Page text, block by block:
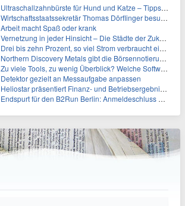
Ultraschallzahnbürste für Hund und Katze – Tipps zur erfolgreichen Eingewöhnung
Wirtschaftsstaatssekretär Thomas Dörflinger besucht Handwerksbetrieb im Kammerbezirk Freiburg
Arbeit macht Spaß oder krank
Vernetzung in jeder Hinsicht – Die Städte der Zukunft sind grün-blau
Drei bis zehn Prozent, so viel Strom verbraucht ein Aufzug im Gebäude
Northern Discovery Metals gibt die Börsennotierung an der Frankfurter Wertpapierbörse bekannt
Zu viele Tools, zu wenig Überblick? Welche Software IT-Dienstleister wirklich brauchen
Detektor gezielt an Messaufgabe anpassen
Heliostar präsentiert Finanz- und Betriebsergebnis für das zweite Quartal 2026 mit Goldproduktion und Barreserven in Rekordhöhe
Endspurt für den B2Run Berlin: Anmeldeschluss am 26. August